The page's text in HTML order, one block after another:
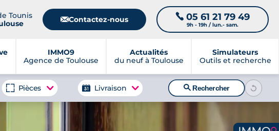
Tounis
📧Contactez-nous 📞 05 61 21 79 49
9h - 19h / lun.- sam.
IMMO9
Agence de Toulouse
Actualités
du neuf à Toulouse
Simulateurs
Outils et recherche
Pièces Livraison 🔍Rechercher